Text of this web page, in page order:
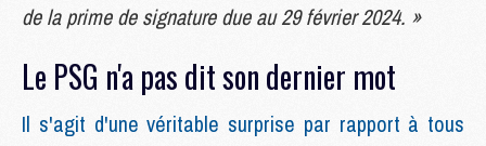
de la prime de signature due au 29 février 2024. »
Le PSG n'a pas dit son dernier mot
Il s'agit d'une véritable surprise par rapport à tous